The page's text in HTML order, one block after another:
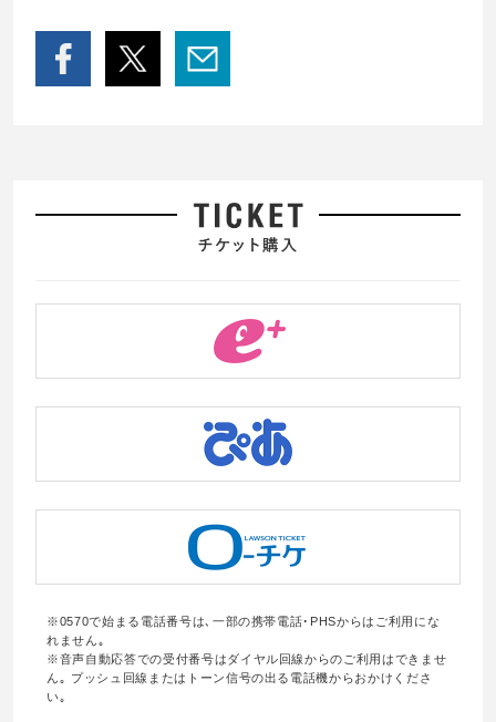
※0570で始まる電話番号は､一部の携帯電話･PHSからはご利用にな
れません｡
※音声自動応答での受付番号はダイヤル回線からのご利用はできませ
ん｡ プッシュ回線またはトーン信号の出る電話機からおかけくださ
い｡